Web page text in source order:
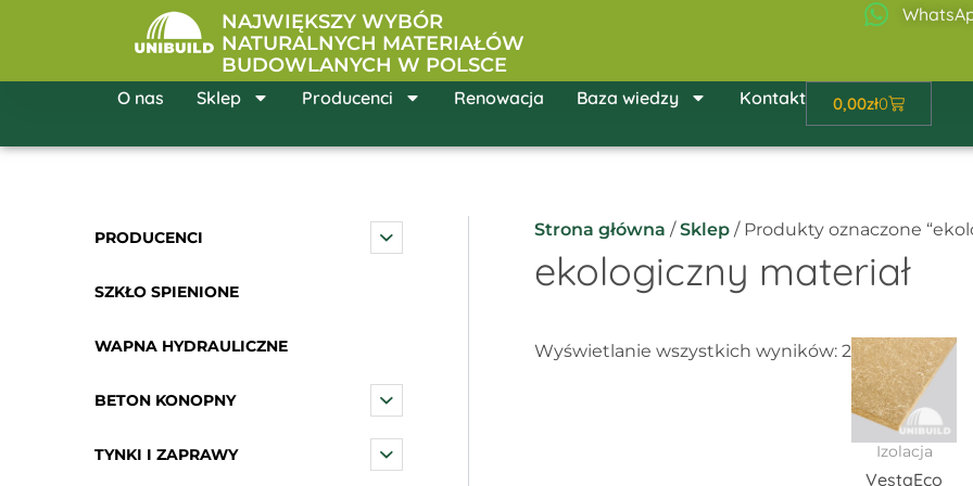
NAJWIĘKSZY WYBÓR
NATURALNYCH MATERIAŁÓW
BUDOWLANYCH W POLSCE
O nas Sklep Producenci Renowacja Baza wiedzy Kontakt 0,00zł0
Wózek
PRODUCENCI
SZKŁO SPIENIONE
WAPNA HYDRAULICZNE
BETON KONOPNY
TYNKI I ZAPRAWY
Strona główna /Sklep / Produkty oznaczone
ekologiczny materiał
Wyświetlanie wszystkich wyników: 2
Izolacja
VestaEco
cen:
od
do
Ten
wiele